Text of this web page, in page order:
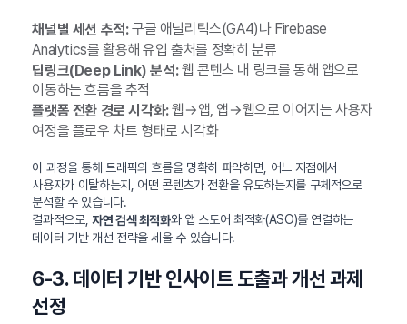
채널별 세션 추적:구글 애널리틱스(GA4)나 Firebase
Analytics를 활용해 유입 출처를 정확히 분류
딥링크(Deep Link) 분석:웹 콘텐츠 내 링크를 통해 앱으로
이동하는 흐름을 추적
플랫폼 전환 경로 시각화:웹→앱, 앱→웹으로 이어지는 사용자
여정을 플로우 차트 형태로 시각화
이 과정을 통해 트래픽의 흐름을 명확히 파악하면, 어느 지점에서
사용자가 이탈하는지, 어떤 콘텐츠가 전환을 유도하는지를 구체적으로
분석할 수 있습니다.
결과적으로, 자연 검색 최적화와 앱 스토어 최적화(ASO)를 연결하는
데이터 기반 개선 전략을 세울 수 있습니다.
6-3. 데이터 기반 인사이트 도출과 개선 과제
선정